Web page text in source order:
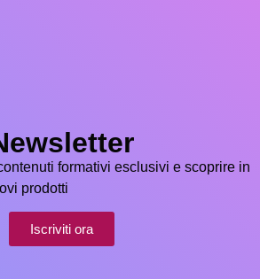
formativi esclusivi e scoprire in
prodotti
Iscriviti ora